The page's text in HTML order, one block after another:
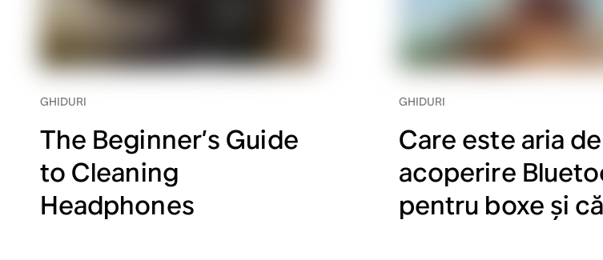
GHIDURI
The Beginner’s Guide
to Cleaning
Headphones
GHIDURI
Care este aria de
acoperire
pentru boxe și